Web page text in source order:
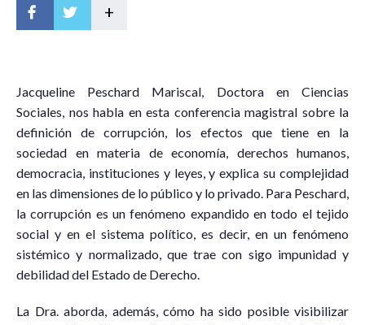
+
Jacqueline Peschard Mariscal, Doctora en Ciencias
Sociales, nos habla en esta conferencia magistral sobre la
definición de corrupción, los efectos que tiene en la
sociedad en materia de economía, derechos humanos,
democracia, instituciones y leyes, y explica su complejidad
en las dimensiones de lo público y lo privado. Para Peschard,
la corrupción es un fenómeno expandido en todo el tejido
social y en el sistema político, es decir, en un fenómeno
sistémico y normalizado, que trae con sigo impunidad y
debilidad del Estado de Derecho.
La Dra. aborda, además, cómo ha sido posible visibilizar